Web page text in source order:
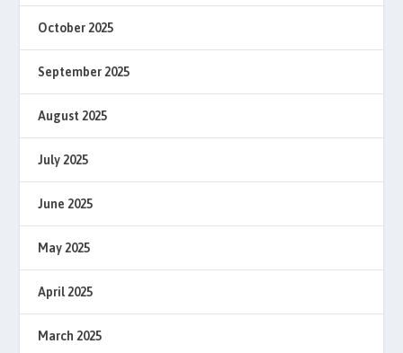
October 2025
September 2025
August 2025
July 2025
June 2025
May 2025
April 2025
March 2025